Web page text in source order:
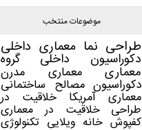
موضوعات منتخب
طراحی نما معماری داخلی
دکوراسیون داخلی گروه
معماری معماری مدرن
دکوراسیون مصالح ساختمانی
معماری آمریکا خلاقیت در
طراحی خلاقیت در معماری
کفپوش خانه ویلایی تکنولوژی